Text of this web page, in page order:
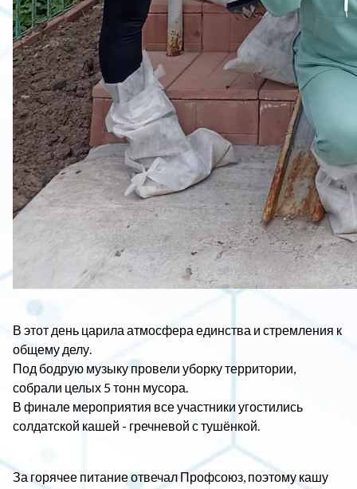
В этот день царила атмосфера единства и стремления к
общему делу.
Под бодрую музыку провели уборку территории,
собрали целых 5 тонн мусора.
В финале мероприятия все участники угостились
солдатской кашей - гречневой с тушёнкой.
За горячее питание отвечал Профсоюз, поэтому кашу